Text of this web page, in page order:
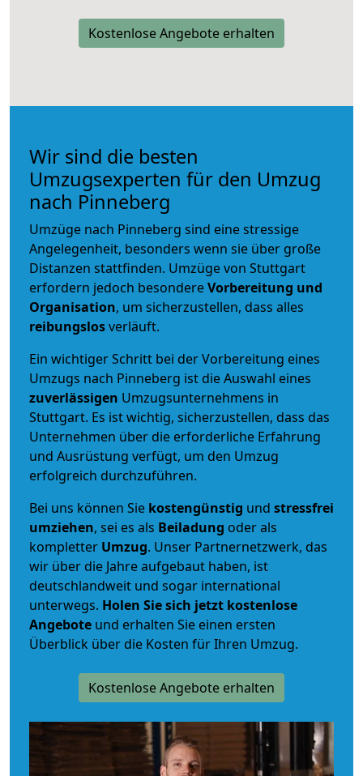
Kostenlose Angebote erhalten
Wir sind die besten
Umzugsexperten für den Umzug
nach Pinneberg
Umzüge nach Pinneberg sind eine stressige
Angelegenheit, besonders wenn sie über große
Distanzen stattfinden. Umzüge von Stuttgart
erfordern jedoch besondereVorbereitung und
Organisation, um sicherzustellen, dass alles
reibungslosverläuft.
Ein wichtiger Schritt bei der Vorbereitung eines
Umzugs nach Pinneberg ist die Auswahl eines
zuverlässigen Umzugsunternehmens in
Stuttgart. Es ist wichtig, sicherzustellen, dass das
Unternehmen über die erforderliche Erfahrung
und Ausrüstung verfügt, um den Umzug
erfolgreich durchzuführen.
Bei uns können Sie kostengünstig und stressfrei
umziehen, sei es als Beiladung oder als
kompletter Umzug. Unser Partnernetzwerk, das
wir über die Jahre aufgebaut haben, ist
deutschlandweit und sogar international
unterwegs. Holen Sie sich jetzt kostenlose
Angebote und erhalten Sie einen ersten
Überblick über die Kosten für Ihren Umzug.
Kostenlose Angebote erhalten